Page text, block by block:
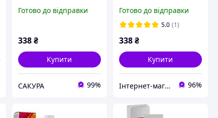
русявий kay pro
Готово до відправки
338 ₴
Купити
САКУРА 99%
інтенсивний Super Kay
KayPro, 180 мл
Готово до відправки
5.0 (1)
338₴
Купити
Інтернет-магазин матеріалів для нарощування нігтів та вій 96%